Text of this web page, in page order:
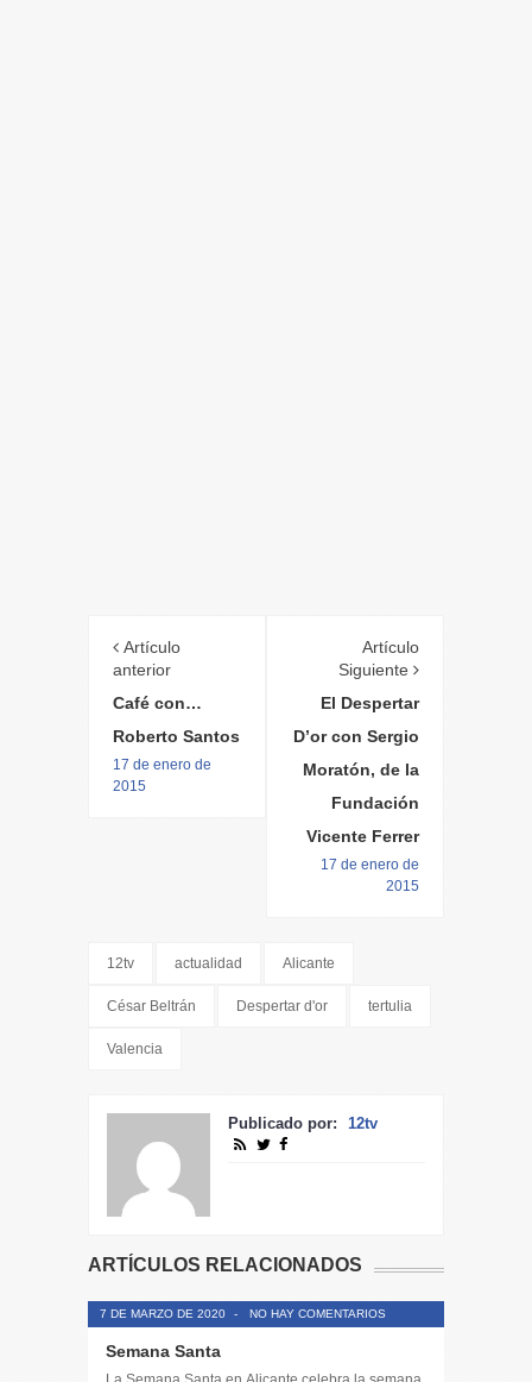
Artículo
anterior
Café con…
Roberto Santos
17 de enero de
2015
Artículo
Siguiente
El Despertar
D’or con Sergio
Moratón, de la
Fundación
Vicente Ferrer
17 de enero de
2015
12tv actualidad Alicante
César Beltrán Despertar d'or tertulia
Valencia
Publicado por: 12tv
ARTÍCULOS RELACIONADOS
7 DE MARZO DE 2020 - NO HAY COMENTARIOS
Semana Santa